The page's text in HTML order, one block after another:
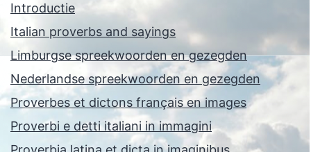
Introductie
Italian proverbs and sayings
Limburgse spreekwoorden en gezegden
Nederlandse spreekwoorden en gezegden
Proverbes et dictons français en images
Proverbi e detti italiani in immagini